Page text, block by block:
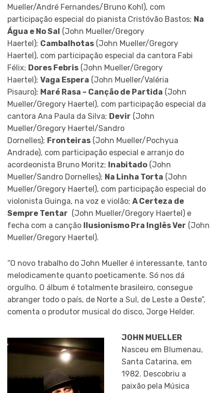
Mueller/André Fernandes/Bruno Kohl), com
participação especial do pianista Cristóvão Bastos; Na
Água e No Sal (John Mueller/Gregory
Haertel); Cambalhotas (John Mueller/Gregory
Haertel), com participação especial da cantora Fabi
Félix; Dores Febris (John Mueller/Gregory
Haertel); Vaga Espera (John Mueller/Valéria
Pisauro); Maré Rasa – Canção de Partida (John
Mueller/Gregory Haertel), com participação especial da
cantora Ana Paula da Silva; Devir (John
Mueller/Gregory Haertel/Sandro
Dornelles); Fronteiras (John Mueller/Pochyua
Andrade), com participação especial e arranjo do
acordeonista Bruno Moritz; Inabitado (John
Mueller/Sandro Dornelles); Na Linha Torta (John
Mueller/Gregory Haertel), com participação especial do
violonista Guinga, na voz e violão; A Certeza de
Sempre Tentar (John Mueller/Gregory Haertel) e
fecha com a canção Ilusionismo Pra Inglês Ver (John
Mueller/Gregory Haertel).
“O novo trabalho do John Mueller é interessante, tanto
melodicamente quanto poeticamente. Só nos dá
orgulho. O álbum é totalmente brasileiro, consegue
abranger todo o país, de Norte a Sul, de Leste a Oeste”,
comenta o produtor musical do disco, Jorge Helder.
JOHN MUELLER
Nasceu em Blumenau,
Santa Catarina, em
1982. Descobriu a
paixão pela Música